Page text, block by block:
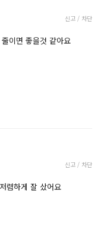
신고 / 차단
이면 좋을것 같아요
신고 / 차단
렴하게 잘 샀어요